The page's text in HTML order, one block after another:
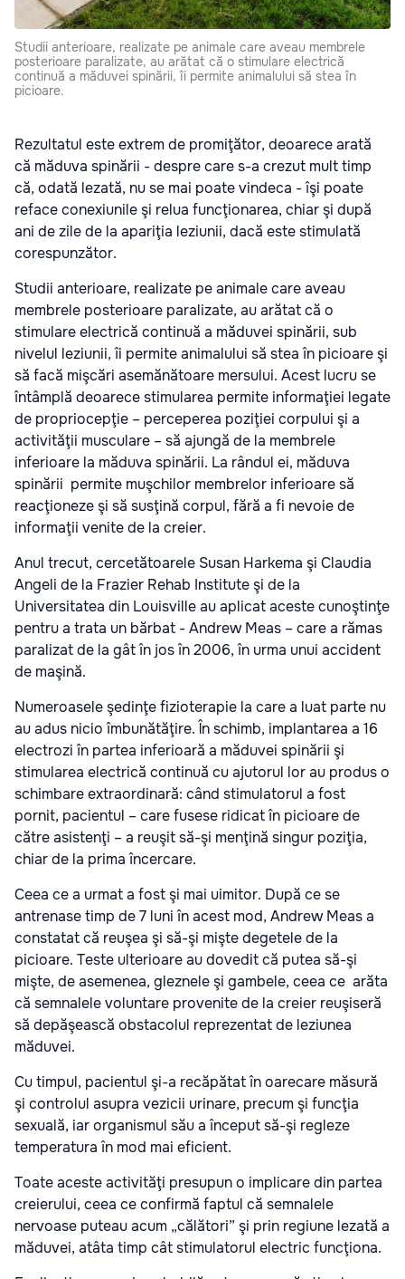
Studii anterioare, realizate pe animale care aveau membrele
posterioare paralizate, au arătat că o stimulare electrică
continuă a măduvei spinării, îi permite animalului să stea în
picioare.
Rezultatul este extrem de promiţător, deoarece arată
că măduva spinării - despre care s-a crezut mult timp
că, odată lezată, nu se mai poate vindeca - îşi poate
reface conexiunile şi relua funcţionarea, chiar şi după
ani de zile de la apariţia leziunii, dacă este stimulată
corespunzător.
Studii anterioare, realizate pe animale care aveau
membrele posterioare paralizate, au arătat că o
stimulare electrică continuă a măduvei spinării, sub
nivelul leziunii, îi permite animalului să stea în picioare şi
să facă mişcări asemănătoare mersului. Acest lucru se
întâmplă deoarece stimularea permite informaţiei legate
de propriocepţie – perceperea poziţiei corpului şi a
activităţii musculare – să ajungă de la membrele
inferioare la măduva spinării. La rândul ei, măduva
spinării permite muşchilor membrelor inferioare să
reacţioneze şi să susţină corpul, fără a fi nevoie de
informaţii venite de la creier.
Anul trecut, cercetătoarele Susan Harkema şi Claudia
Angeli de la Frazier Rehab Institute şi de la
Universitatea din Louisville au aplicat aceste cunoştinţe
pentru a trata un bărbat - Andrew Meas – care a rămas
paralizat de la gât în jos în 2006, în urma unui accident
de maşină.
Numeroasele şedinţe fizioterapie la care a luat parte nu
au adus nicio îmbunătăţire. În schimb, implantarea a 16
electrozi în partea inferioară a măduvei spinării şi
stimularea electrică continuă cu ajutorul lor au produs o
schimbare extraordinară: când stimulatorul a fost
pornit, pacientul – care fusese ridicat în picioare de
către asistenţi – a reuşit să-şi menţină singur poziţia,
chiar de la prima încercare.
Ceea ce a urmat a fost şi mai uimitor. După ce se
antrenase timp de 7 luni în acest mod, Andrew Meas a
constatat că reuşea şi să-şi mişte degetele de la
picioare. Teste ulterioare au dovedit că putea să-şi
mişte, de asemenea, gleznele şi gambele, ceea ce arăta
că semnalele voluntare provenite de la creier reuşiseră
să depăşească obstacolul reprezentat de leziunea
măduvei.
Cu timpul, pacientul şi-a recăpătat în oarecare măsură
şi controlul asupra vezicii urinare, precum şi funcţia
sexuală, iar organismul său a început să-şi regleze
temperatura în mod mai eficient.
Toate aceste activităţi presupun o implicare din partea
creierului, ceea ce confirmă faptul că semnalele
nervoase puteau acum „călători” şi prin regiune lezată a
măduvei, atâta timp cât stimulatorul electric funcţiona.